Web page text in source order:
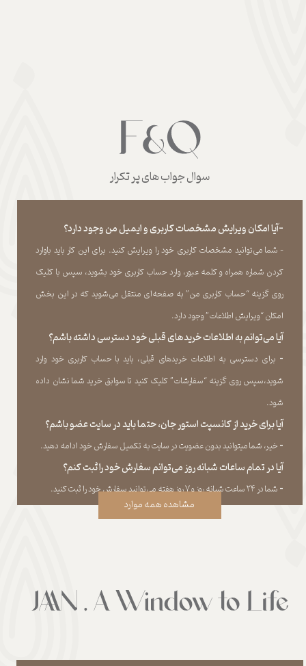
سوال جواب های پر تکرار
-آیا امکان ویرایش مشخصات کاربری و ایمیل من وجود دارد؟
- شما می‏‌توانید مشخصات کاربری خود را ویرایش کنید. برای این کار باید باوارد
کردن شماره همراه و کلمه عبور، وارد حساب کاربری خود بشوید، سپس با کلیک
روی گزینه “حساب کاربری من” به صفحه‏‌ای منتقل می‏‌شوید که در این بخش
امکان “ویرایش اطلاعات” وجود دارد.​​​​​​​
آیا می‌‏توانم به اطلاعات خریدهای قبلی خود دسترسی داشته باشم؟
​​​​​​​- برای دسترسی به اطلاعات خریدهای قبلی، باید با حساب کاربری خود وارد
شوید،سپس روی گزینه “سفارشات” کلیک کنید تا سوابق خرید شما نشان داده
‏شود.​​​​​​​
آیا برای خرید از کانسپت استور جان، حتما باید در سایت عضو باشم؟
​​​​​​​- خیر، شما میتوانید بدون عضویت در سایت به تکمیل سفارش خود ادامه دهید.​​​​​​​
آیا در تمام ساعات شبانه روز می‌توانم سفارش خود را ثبت کنم؟
​​​​​​​​​​​​​​- شما در ۲۴ ساعت شبانه روز و ۷ روز هفته می‌‏توانید سفارش خود را ثبت کنید.
مشاهده همه موارد